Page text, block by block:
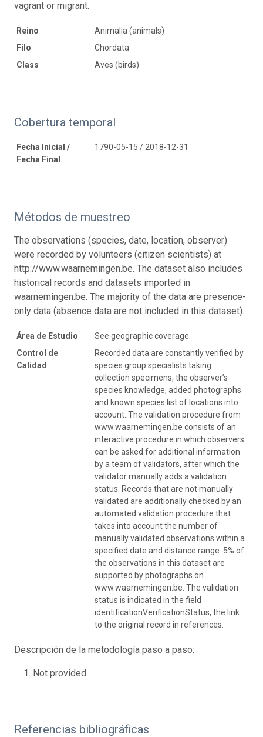
vagrant or migrant.
Reino
Animalia (animals)
Filo
Chordata
Class
Aves (birds)
Cobertura temporal
Fecha Inicial /
Fecha Final
1790-05-15 / 2018-12-31
Métodos de muestreo
The observations (species, date, location, observer)
were recorded by volunteers (citizen scientists) at
http://www.waarnemingen.be. The dataset also includes
historical records and datasets imported in
waarnemingen.be. The majority of the data are presence-
only data (absence data are not included in this dataset).
Área de Estudio
See geographic coverage.
Control de
Calidad
Recorded data are constantly verified by
species group specialists taking
collection specimens, the observer’s
species knowledge, added photographs
and known species list of locations into
account. The validation procedure from
www.waarnemingen.be consists of an
interactive procedure in which observers
can be asked for additional information
by a team of validators, after which the
validator manually adds a validation
status. Records that are not manually
validated are additionally checked by an
automated validation procedure that
takes into account the number of
manually validated observations within a
specified date and distance range. 5% of
the observations in this dataset are
supported by photographs on
www.waarnemingen.be. The validation
status is indicated in the field
identificationVerificationStatus, the link
to the original record in references.
Descripción de la metodología paso a paso:
Not provided.
Referencias bibliográficas